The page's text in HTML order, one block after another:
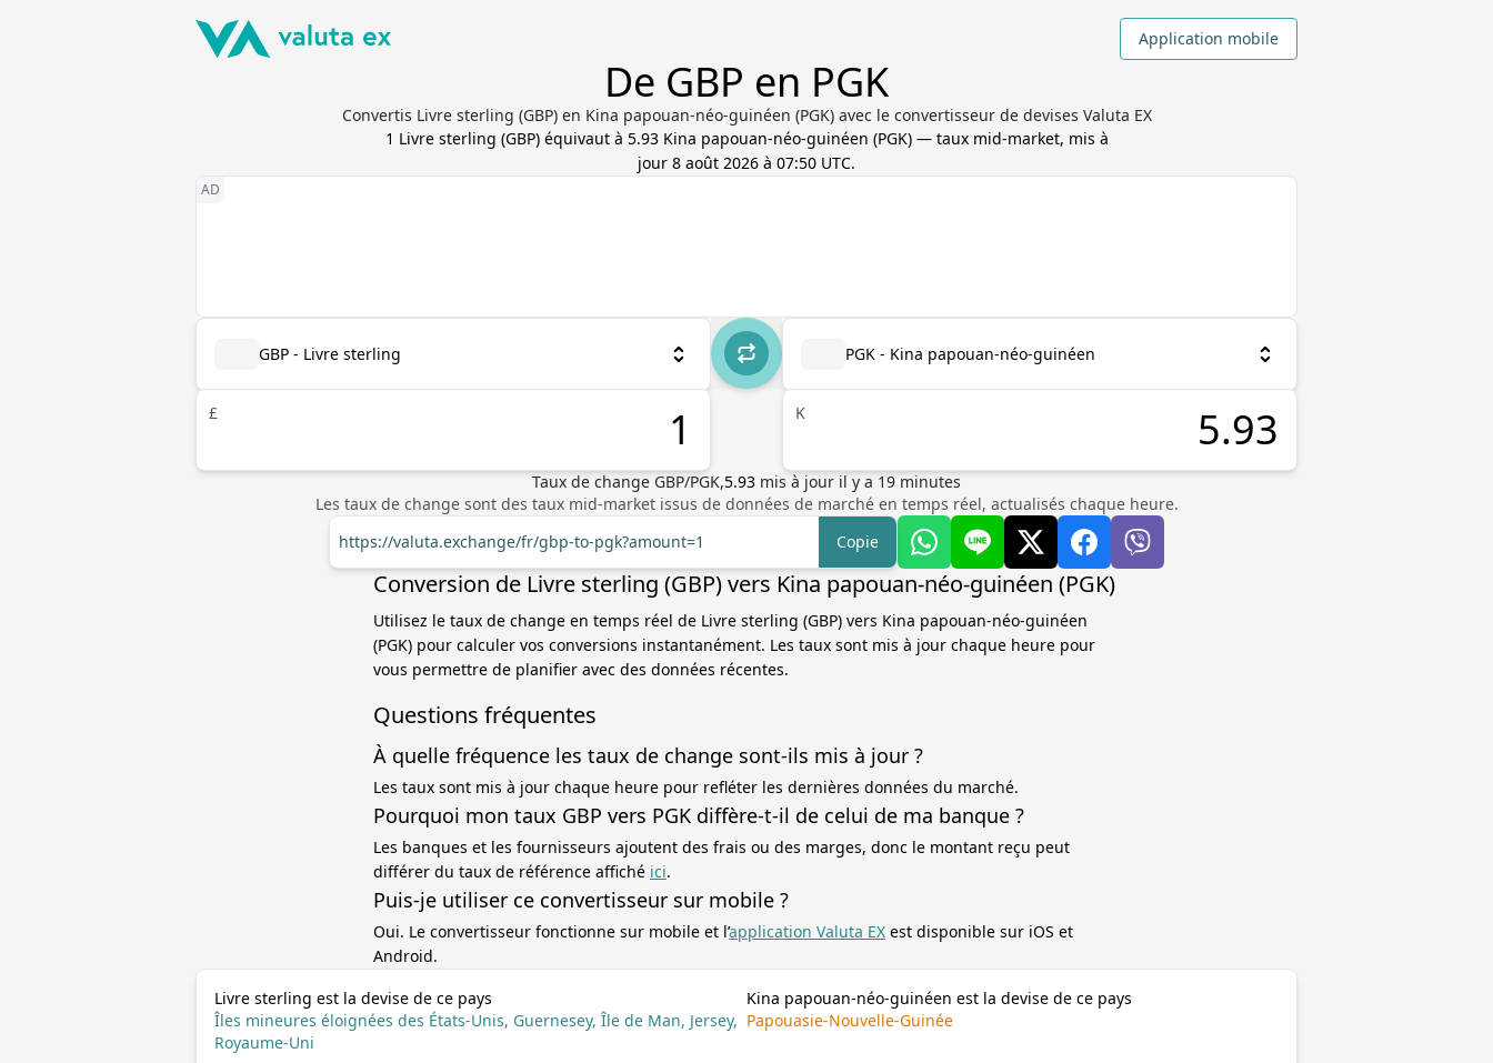
Application mobile
De GBP en PGK
Convertis Livre sterling (GBP) en Kina papouan-néo-guinéen (PGK) avec le convertisseur de devises Valuta EX
1 Livre sterling (GBP) équivaut à 5.93 Kina papouan-néo-guinéen (PGK) — taux mid-market, mis à
jour 8 août 2026 à 07:50 UTC.
GBP - Livre sterling
£
PGK - Kina papouan-néo-guinéen
K
Taux de change GBP/PGK,5.93 mis à jour il y a 19 minutes
Les taux de change sont des taux mid-market issus de données de marché en temps réel, actualisés chaque heure.
https://valuta.exchange/fr/gbp-to-pgk?amount=1
Copie
Conversion de Livre sterling (GBP) vers Kina papouan-néo-guinéen (PGK)
Utilisez le taux de change en temps réel de Livre sterling (GBP) vers Kina papouan-néo-guinéen
(PGK) pour calculer vos conversions instantanément. Les taux sont mis à jour chaque heure pour
vous permettre de planifier avec des données récentes.
Questions fréquentes
À quelle fréquence les taux de change sont-ils mis à jour ?
Les taux sont mis à jour chaque heure pour refléter les dernières données du marché.
Pourquoi mon taux GBP vers PGK diffère-t-il de celui de ma banque ?
Les banques et les fournisseurs ajoutent des frais ou des marges, donc le montant reçu peut
différer du taux de référence affiché ici.
Puis-je utiliser ce convertisseur sur mobile ?
Oui. Le convertisseur fonctionne sur mobile et l’application Valuta EX est disponible sur iOS et
Android.
Livre sterling est la devise de ce pays
Îles mineures éloignées des États-Unis, Guernesey, Île de Man, Jersey,
Royaume-Uni
Kina papouan-néo-guinéen est la devise de ce pays
Papouasie-Nouvelle-Guinée